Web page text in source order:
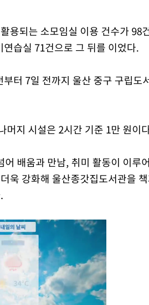
용되는 소모임실 이용 건수가 98
습실 71건으로 그 뒤를 이었다.
터 7일 전까지 울산 중구 구립도
머지 시설은 2시간 기준 1만 원이
배움과 만남, 취미 활동이 이루
욱 강화해 울산종갓집도서관을